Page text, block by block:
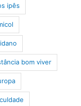
ipês
bom viver